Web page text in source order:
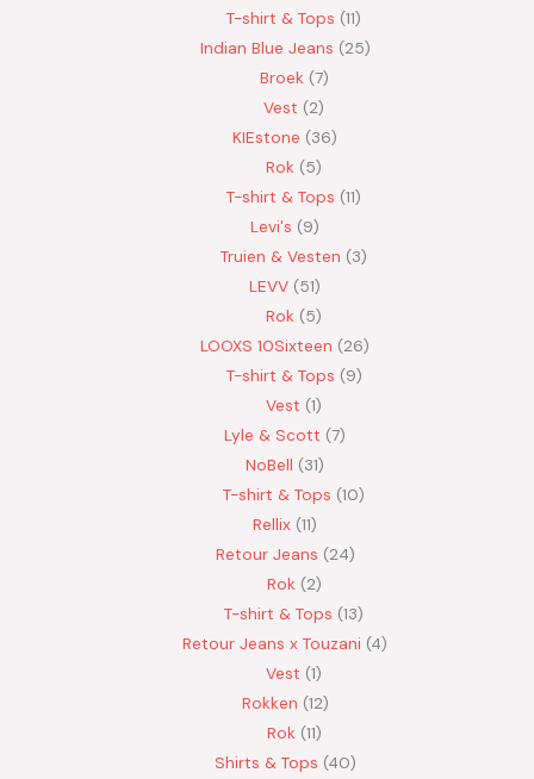
T-shirt & Tops 11
Indian Blue Jeans 25
Broek 7
Vest
2
KIEstone
36
Rok
5
T-shirt & Tops 11
Levi's
9
Truien & Vesten
3
LEVV 51
Rok
5
LOOXS 10Sixteen
26
T-shirt & Tops 9
Vest 1
Lyle & Scott 7
NoBell
31
T-shirt & Tops 10
Rellix 11
Retour Jeans 24
Rok 2
T-shirt & Tops 13
Retour Jeans x Touzani 4
Vest 1
Rokken 12
Rok 11
Shirts & Tops 40